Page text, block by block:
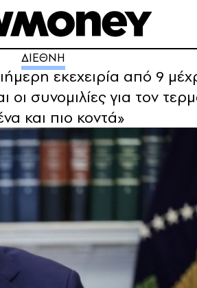
ΔΙΕΘΝΗ
εκεχειρία από 9
συνομιλίες για τον
και πιο κοντά»